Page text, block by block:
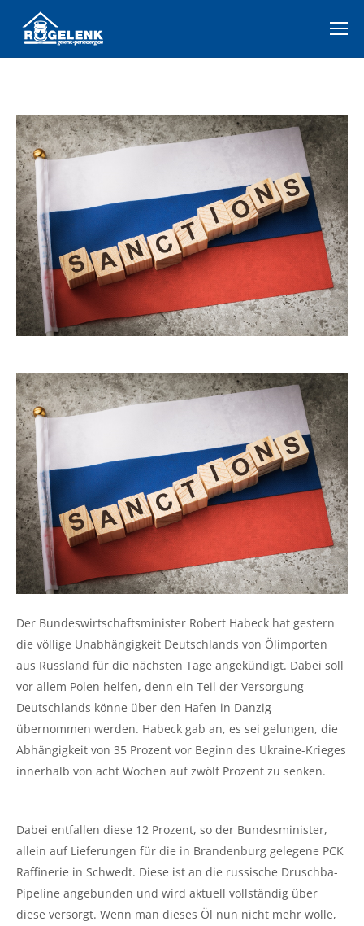
Der Bundeswirtschaftsminister Robert Habeck hat gestern
die völlige Unabhängigkeit Deutschlands von Ölimporten
aus Russland für die nächsten Tage angekündigt. Dabei soll
vor allem Polen helfen, denn ein Teil der Versorgung
Deutschlands könne über den Hafen in Danzig
übernommen werden. Habeck gab an, es sei gelungen, die
Abhängigkeit von 35 Prozent vor Beginn des Ukraine-Krieges
innerhalb von acht Wochen auf zwölf Prozent zu senken.
Dabei entfallen diese 12 Prozent, so der Bundesminister,
allein auf Lieferungen für die in Brandenburg gelegene PCK
Raffinerie in Schwedt. Diese ist an die russische Druschba-
Pipeline angebunden und wird aktuell vollständig über
diese versorgt. Wenn man dieses Öl nun nicht mehr wolle,